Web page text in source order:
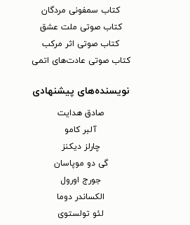
کتاب سمفونی مردگان
کتاب صوتی ملت عشق
کتاب صوتی اثر مرکب
کتاب صوتی عادت‌های اتمی
نویسنده‌های پیشنهادی
صادق هدایت
آلبر کامو
چارلز دیکنز
گی دو موپاسان
جورج اورول
الکساندر دوما
لئو تولستوی